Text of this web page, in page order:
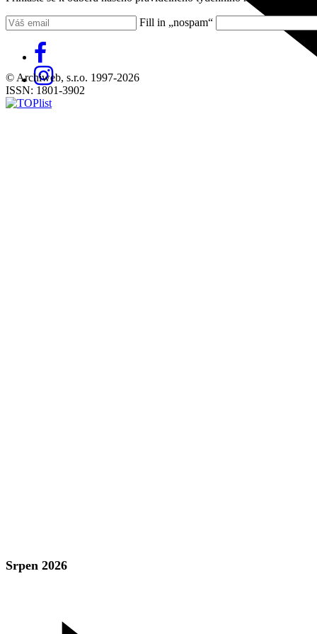
Srpen 2026
Fill in „nospam“
© Archiweb, s.r.o. 1997-2026
ISSN: 1801-3902